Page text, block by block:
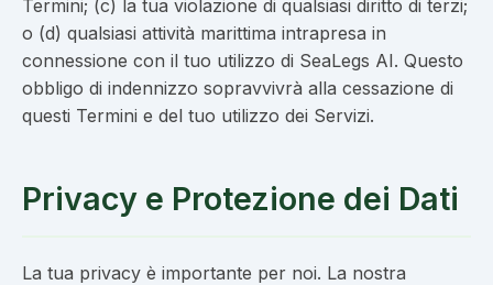
Termini; (c) la tua violazione di qualsiasi diritto di terzi;
o (d) qualsiasi attività marittima intrapresa in
connessione con il tuo utilizzo di SeaLegs AI. Questo
obbligo di indennizzo sopravvivrà alla cessazione di
questi Termini e del tuo utilizzo dei Servizi.
Privacy e Protezione dei Dati
La tua privacy è importante per noi. La nostra